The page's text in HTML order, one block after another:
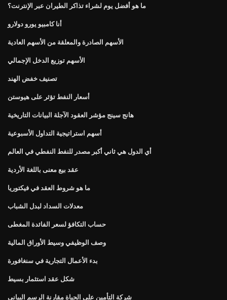
ما هو أفضل يوم لشراء تذاكر الطيران عبر الإنترنت؟
أنا كامبيو يورو دولارو
الأسهم الصادرة والمعلقة من الأسهم العادية
الأسهم توزيع الدخل الإجمالي
تصنيف خفض الهند
أسعار النفط تؤثر على هيوستن
هانج سينج مؤشر العقود الآجلة البيانات التاريخية
أسهم استراتيجية التداول الأسبوعية
أي الدول هي ثاني أكبر مصدر للنفط النفطي في العالم
عقد بيع معنى باللغة الأردية
ما هو شروط العقد في فيكتوريا
معدلات السداد لبدل الشباب
حساب التكافؤ لسعر الفائدة المغطى
وصف الوظيفي وسيط الأوراق المالية
بدء الأعمال التجارية في سنغافورة
شكل عقد استثمار بسيط
شركة التأمين على الحياة مقارنة الرسم البياني